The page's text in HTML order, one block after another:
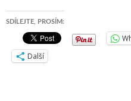
SDÍLEJTE, PROSÍM:
Další